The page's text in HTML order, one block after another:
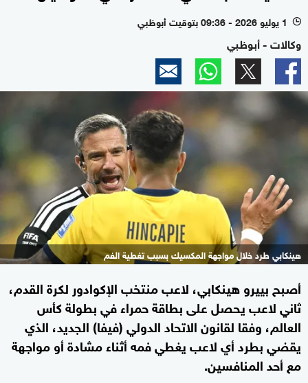
l 1 يوليو 2026 - 09:36 بتوقيت أبوظبي
وكالات - أبوظبي
هينكابي طرد خلال مواجهة المكسيك بسبب تغطية الفم
أصبح بييرو هينكابي، لاعب منتخب الإكوادور لكرة القدم،
ثاني لاعب يحصل على بطاقة حمراء في بطولة كأس
العالم، وفقا لقانون الاتحاد الدولي (فيفا) الجديد، الذي
يقضي بطرد أي لاعب يغطي فمه أثناء مشادة أو مواجهة
مع أحد المنافسين.